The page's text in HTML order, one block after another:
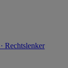
Rechtslenker